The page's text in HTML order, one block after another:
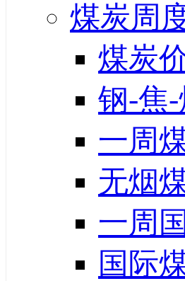
煤炭周
煤炭
钢-焦
一周
无烟
一周
国际